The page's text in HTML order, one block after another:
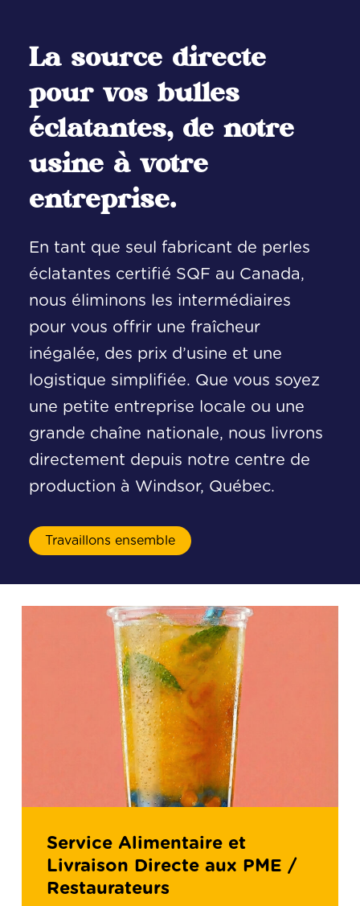
La source directe
pour vos bulles
éclatantes, de notre
usine à votre
entreprise.
En tant que seul fabricant de perles
éclatantes certifié SQF au Canada,
nous éliminons les intermédiaires
pour vous offrir une fraîcheur
inégalée, des prix d’usine et une
logistique simplifiée. Que vous soyez
une petite entreprise locale ou une
grande chaîne nationale, nous livrons
directement depuis notre centre de
production à Windsor, Québec.
Travaillons ensemble
Service Alimentaire et
Livraison Directe aux PME /
Restaurateurs